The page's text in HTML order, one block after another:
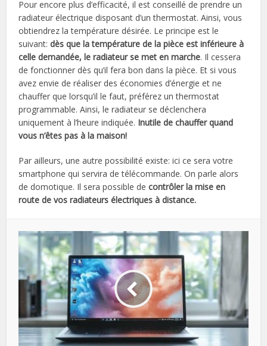
Pour encore plus d’efficacité, il est conseillé de prendre un
radiateur électrique disposant d’un thermostat. Ainsi, vous
obtiendrez la température désirée. Le principe est le
suivant:dès que la température de la pièce est inférieure à
celle demandée, le radiateur se met en marche. Il cessera
de fonctionner dès qu’il fera bon dans la pièce. Et si vous
avez envie de réaliser des économies d’énergie et ne
chauffer que lorsqu’il le faut, préférez un thermostat
programmable. Ainsi, le radiateur se déclenchera
uniquement à l’heure indiquée. Inutile de chauffer quand
vous n’êtes pas à la maison!
Par ailleurs, une autre possibilité existe: ici ce sera votre
smartphone qui servira de télécommande. On parle alors
de domotique. Il sera possible decontrôler la mise en
route de vos radiateurs électriques à distance.